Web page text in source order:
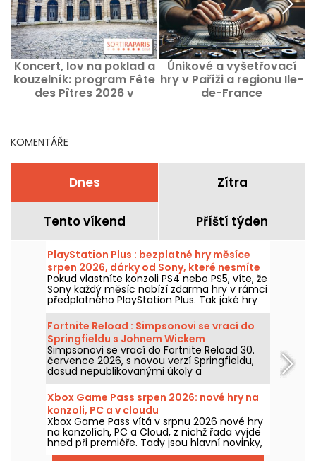
Koncert, lov na poklad a
kouzelník: program Fête
des Pîtres 2026 v
Únikové a vyšetřovací
hry v Paříži a regionu Ile-
de-France
KOMENTÁŘE
Dnes Zítra
Tento víkend Příští týden
PlayStation Plus : bezplatné hry měsíce
srpen 2026, dárky od Sony, které nesmíte
propásnout
Pokud vlastníte konzoli PS4 nebo PS5, víte, že
Sony každý měsíc nabízí zdarma hry v rámci
předplatného PlayStation Plus. Tak jaké hry
jsou zdarma v srpnu 2026? Pojďte objevit
výběr pro tento měsíc.
Fortnite Reload : Simpsonovi se vrací do
Springfieldu s Johnem Wickem
Simpsonovi se vrací do Fortnite Reload 30.
července 2026, s novou verzí Springfieldu,
dosud nepublikovanými úkoly a
crossoverem s Johnem Wickem. Aktualizace
přinese několik ikonických míst, speciální
vzhled pro slavného zabijáka a nové herní
prvky.
Xbox Game Pass srpen 2026: nové hry na
konzoli, PC a v cloudu
Xbox Game Pass vítá v srpnu 2026 nové hry
na konzolích, PC a Cloud, z nichž řada vyjde
hned při premiéře. Tady jsou hlavní novinky,
které Microsoft oznámil pro předplatitele